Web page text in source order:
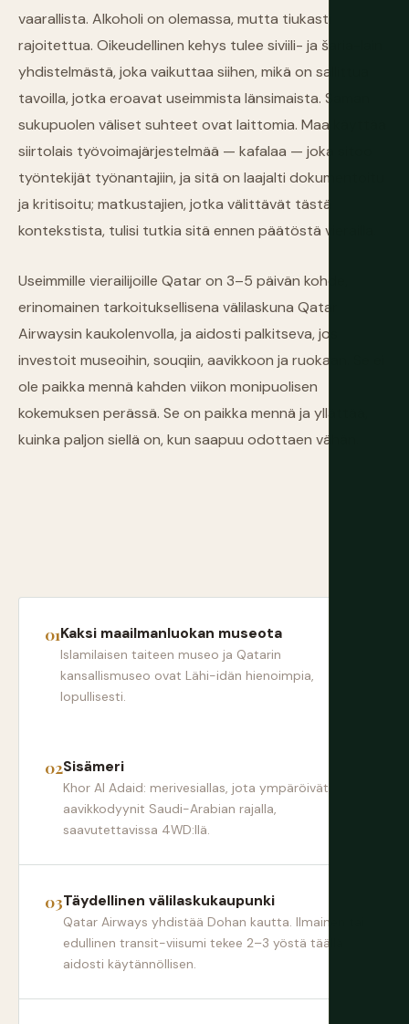
vaarallista. Alkoholi on olemassa, mutta tiukasti
rajoitettua. Oikeudellinen kehys tulee siviili- ja šaria-lain
yhdistelmästä, joka vaikuttaa siihen, mikä on sallittua
tavoilla, jotka eroavat useimmista länsimaista. Saman
sukupuolen väliset suhteet ovat laittomia. Maa käyttää
siirtolais työvoimajärjestelmää — kafalaa — joka sitoo
työntekijät työnantajiin, ja sitä on laajalti dokumentoitu
ja kritisoitu; matkustajien, jotka välittävät tästä
kontekstista, tulisi tutkia sitä ennen päätöstä vierailla.
Useimmille vierailijoille Qatar on 3–5 päivän kohde,
erinomainen tarkoituksellisena välilaskuna Qatar
Airwaysin kaukolenvolla, ja aidosti palkitseva, jos
investoit museoihin, souqiin, aavikkoon ja ruokaan. Se ei
ole paikka mennä kahden viikon monipuolisen
kokemuksen perässä. Se on paikka mennä ja yllättää,
kuinka paljon siellä on, kun saapuu odottaen vähän.
Kaksi maailmanluokan museota
Islamilaisen taiteen museo ja Qatarin
kansallismuseo ovat Lähi-idän hienoimpia,
lopullisesti.
Sisämeri
Khor Al Adaid: merivesiallas, jota ympäröivät
aavikkodyynit Saudi-Arabian rajalla,
saavutettavissa 4WD:llä.
Täydellinen välilaskukaupunki
Qatar Airways yhdistää Dohan kautta. Ilmainen tai
edullinen transit-viisumi tekee 2–3 yöstä täällä
aidosti käytännöllisen.